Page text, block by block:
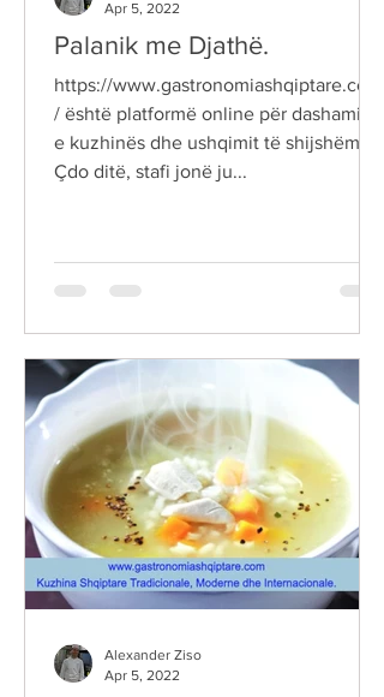
Palanik me Djathë.
https://www.gastronomiashqiptare.com
/ është platformë online për dashamirët
e kuzhinës dhe ushqimit të shijshëm.
Çdo ditë, stafi jonë ju...
Apr 5, 2022
Alexander Ziso
Apr 5, 2022